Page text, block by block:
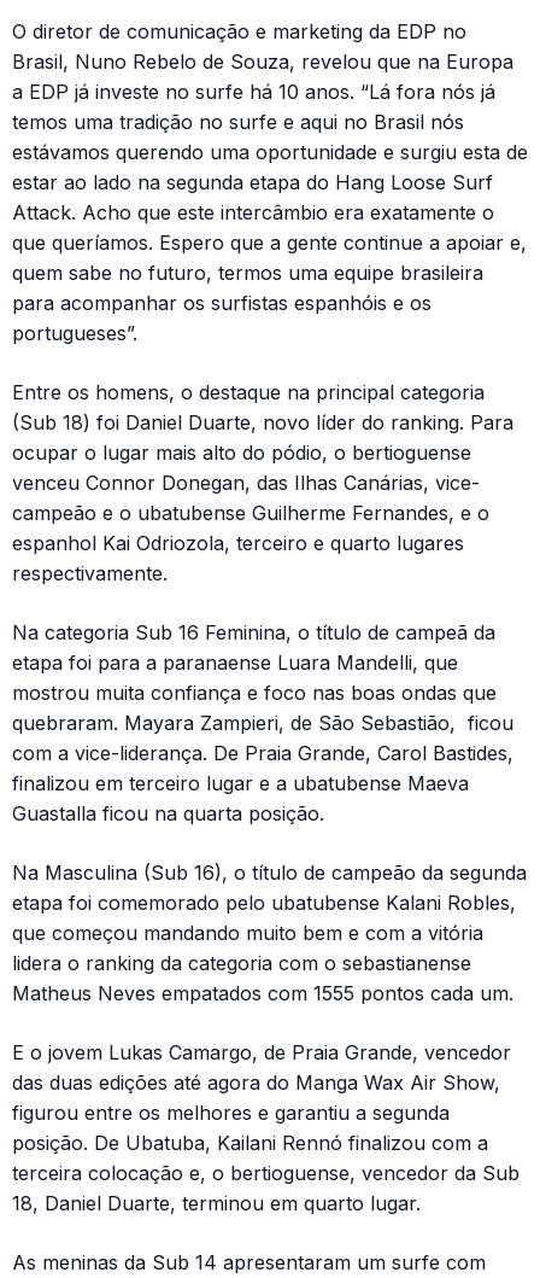
O diretor de comunicação e marketing da EDP no
Brasil, Nuno Rebelo de Souza, revelou que na Europa
a EDP já investe no surfe há 10 anos. “Lá fora nós já
temos uma tradição no surfe e aqui no Brasil nós
estávamos querendo uma oportunidade e surgiu esta de
estar ao lado na segunda etapa do Hang Loose Surf
Attack. Acho que este intercâmbio era exatamente o
que queríamos. Espero que a gente continue a apoiar e,
quem sabe no futuro, termos uma equipe brasileira
para acompanhar os surfistas espanhóis e os
portugueses”.
Entre os homens, o destaque na principal categoria
(Sub 18) foi Daniel Duarte, novo líder do ranking. Para
ocupar o lugar mais alto do pódio, o bertioguense
venceu Connor Donegan, das Ilhas Canárias, vice-
campeão e o ubatubense Guilherme Fernandes, e o
espanhol Kai Odriozola, terceiro e quarto lugares
respectivamente.
Na categoria Sub 16 Feminina, o título de campeã da
etapa foi para a paranaense Luara Mandelli, que
mostrou muita confiança e foco nas boas ondas que
quebraram. Mayara Zampieri, de São Sebastião, ficou
com a vice-liderança. De Praia Grande, Carol Bastides,
finalizou em terceiro lugar e a ubatubense Maeva
Guastalla ficou na quarta posição.
Na Masculina (Sub 16), o título de campeão da segunda
etapa foi comemorado pelo ubatubense Kalani Robles,
que começou mandando muito bem e com a vitória
lidera o ranking da categoria com o sebastianense
Matheus Neves empatados com 1555 pontos cada um.
E o jovem Lukas Camargo, de Praia Grande, vencedor
das duas edições até agora do Manga Wax Air Show,
figurou entre os melhores e garantiu a segunda
posição. De Ubatuba, Kailani Rennó finalizou com a
terceira colocação e, o bertioguense, vencedor da Sub
18, Daniel Duarte, terminou em quarto lugar.
As meninas da Sub 14 apresentaram um surfe com